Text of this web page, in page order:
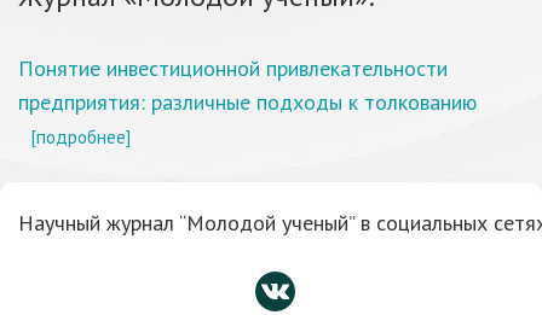
Понятие инвестиционной привлекательности
предприятия: различные подходы к толкованию
[подробнее]
Научный журнал “Молодой ученый” в социальных